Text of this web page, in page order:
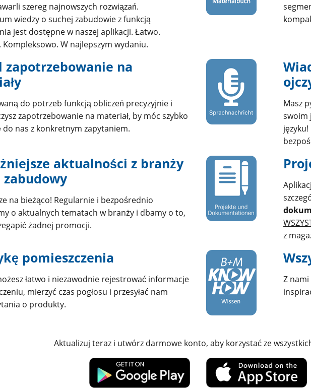
szereg najnowszych rozwiązań.
wiedzy o suchej zabudowie z funkcją
jest dostępne w naszej aplikacji. Łatwo.
W najlepszym wydaniu.
zapotrzebowanie na
do potrzeb funkcją obliczeń precyzyjnie i
zapotrzebowanie na materiał, by móc szybko
do nas z konkretnym zapytaniem.
Masz
swoim
aktualności z branży
zabudowy
na bieżąco! Regularnie i bezpośrednio
o aktualnych tematach w branży i dbamy o to,
żadnej promocji.
z
pomieszczenia
łatwo i niezawodnie rejestrować informacje
mierzyć czas pogłosu i przesyłać nam
o produkty.
Z
Aktualizuj teraz i utwórz darmowe konto, aby korzystać ze